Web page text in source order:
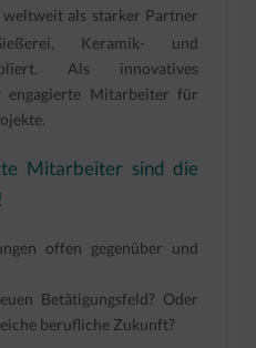
weltweit als starker Partner
Keramik- und
Als innovatives
engagierte Mitarbeiter für
Mitarbeiter sind die
offen gegenüber und
Betätigungsfeld? Oder
berufliche Zukunft?